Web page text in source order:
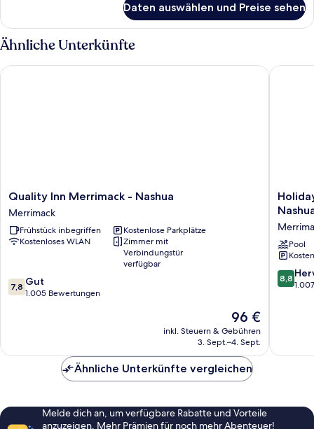
Mikrowelle
anzeigen
Studio,
2 Queen-
Betten,
Nichtraucher,
Kühlschrank
Daten auswählen und Preise sehen
Ähnliche Unterkünfte
Quality
Inn
Merrimack
-
Nashua
Quality Inn Merrimack - Nashua
Merrimack
Frühstück inbegriffen
Kostenlose Parkplätze
Kostenloses WLAN
Zimmer mit
Verbindungstür
verfügbar
7.8
von
7,8 Gut
1.005 Bewertungen
Der
Preis
beträgt
96 €
inkl. Steuern & Gebühren
3. Sept.–4. Sept.
Quality Inn Merrimack - Nashua
Holiday
Inn
&
Suites
–
Nashua
Pool
8.8
von
8,8
Holiday
Ähnliche Unterkünfte vergleichen
Melde dich an, um verfügbare Rabatte und Vorteile
anzuzeigen. Mehr Prämien für noch mehr Abenteuer!